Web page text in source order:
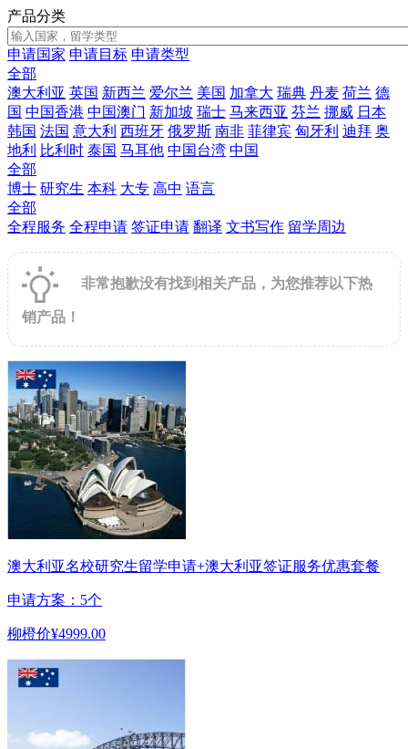
产品分类
申请国家 申请目标 申请类型
全部
澳大利亚 英国 新西兰 爱尔兰 美国 加拿大 瑞典 丹麦 荷兰 德
国 中国香港 中国澳门 新加坡 瑞士 马来西亚 芬兰 挪威 日本
韩国 法国 意大利 西班牙 俄罗斯 南非 菲律宾 匈牙利 迪拜 奥
地利 比利时 泰国 马耳他 中国台湾 中国
全部
博士 研究生 本科 大专 高中 语言
全部
全程服务 全程申请 签证申请 翻译 文书写作 留学周边
非常抱歉没有找到相关产品，为您推荐以下热
销产品！
澳大利亚名校研究生留学申请+澳大利亚签证服务优惠套餐
申请方案：5个
柳橙价¥4999.00